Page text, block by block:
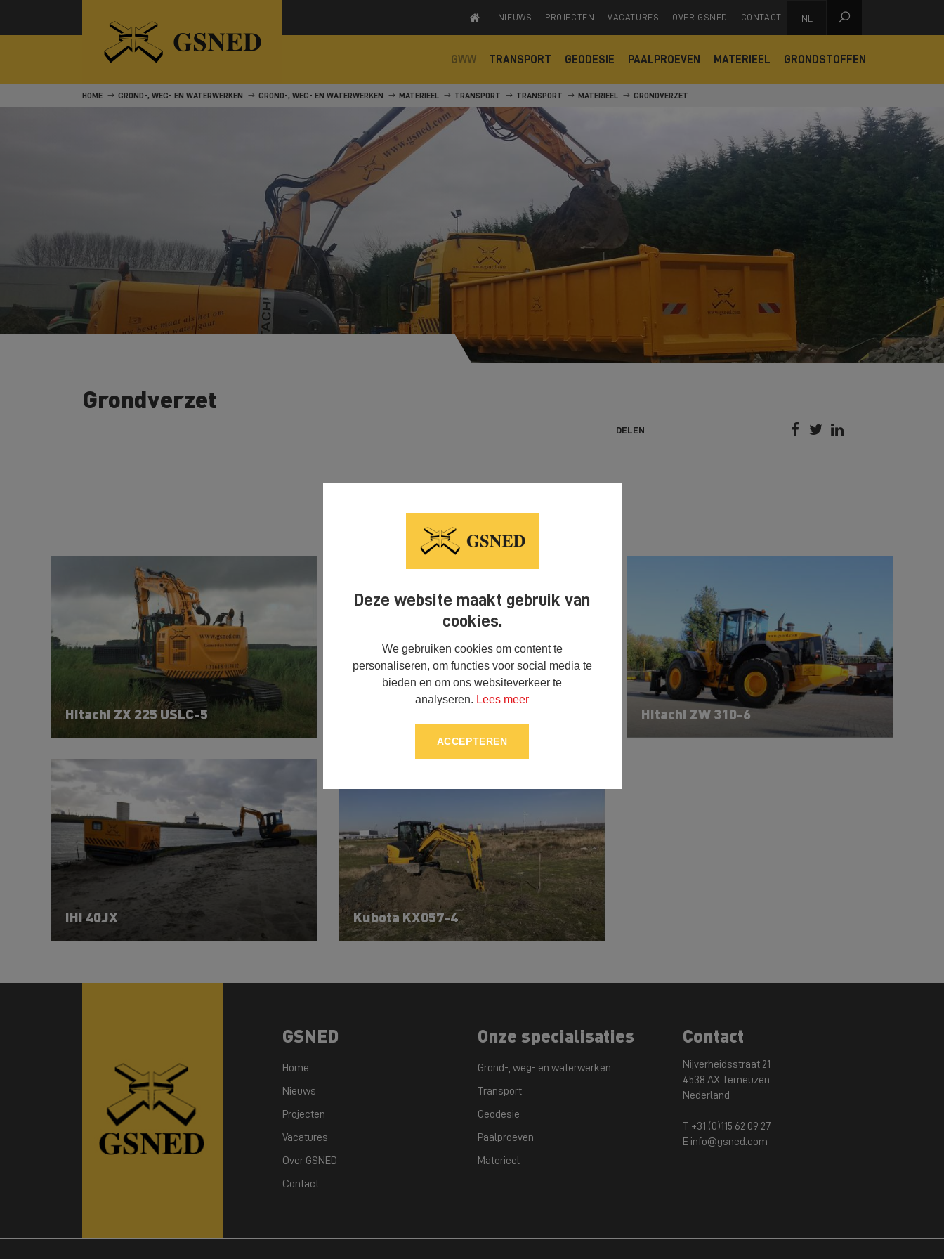
Deze website maakt gebruik van
cookies.
We gebruiken cookies om content te
personaliseren, om functies voor social media te
bieden en om ons websiteverkeer te
analyseren. Lees meer
ACCEPTEREN
NIEUWS PROJECTEN VACATURES OVER GSNED CONTACT NL 
GWW TRANSPORT GEODESIE PAALPROEVEN MATERIEEL GRONDSTOFFEN
HOME GROND-, WEG- EN WATERWERKEN GROND-, WEG- EN WATERWERKEN MATERIEEL TRANSPORT TRANSPORT MATERIEEL GRONDVERZET
Grondverzet
DELEN   
Hitachi ZX 225 USLC-5 Hitachi ZW 310-6
IHI 40JX Kubota KX057-4
GSNED
Home
Nieuws
Projecten
Vacatures
Over GSNED
Contact
Onze specialisaties
Grond-, weg- en waterwerken
Transport
Geodesie
Paalproeven
Materieel
Contact
Nijverheidsstraat 21
4538 AX Terneuzen
Nederland
T +31 (0)115 62 09 27
E info@gsned.com